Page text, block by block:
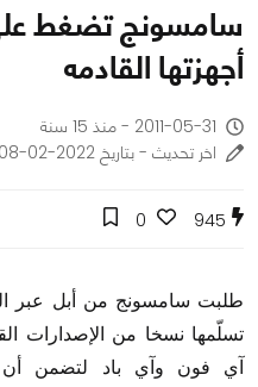
سامسونج تضغط
أجهزتها القادمه
2011-05-31 - منذ 15 سنة
اخر تحديث - بتاريخ 2022-02-08
945
0
طلبت سامسونج من أبل عبر
تسلّمها نسخا من الإصدارات
آي فون وآي باد لتضمن أن